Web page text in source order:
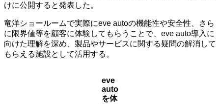
けに公開すると発表した。
竜洋ショールームで実際にeve autoの機能性や安全性、さら
に限界値等を顧客に体験してもらうことで、eve auto導入に
向けた理解を深め、製品やサービスに関する疑問の解消して
もらえる施設として活用する。
eve
auto
を体